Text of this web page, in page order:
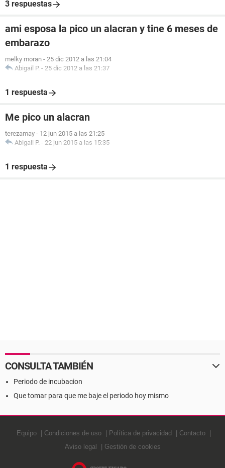
3 respuestas
ami esposa la pico un alacran y tine 6 meses de
embarazo
melky moran - 25 dic 2012 a las 21:04
Abigail P. - 25 dic 2012 a las 21:37
1 respuesta
Me pico un alacran
terezamay - 12 jun 2015 a las 21:25
Abigail P. - 22 jun 2015 a las 15:35
1 respuesta
CONSULTA TAMBIÉN
Periodo de incubacion
Que tomar para que me baje el periodo hoy mismo
Equipo Condiciones de uso Política de privacidad
Contacto
Aviso legal
Gestión de cookies